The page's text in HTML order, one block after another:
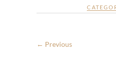
← Previous